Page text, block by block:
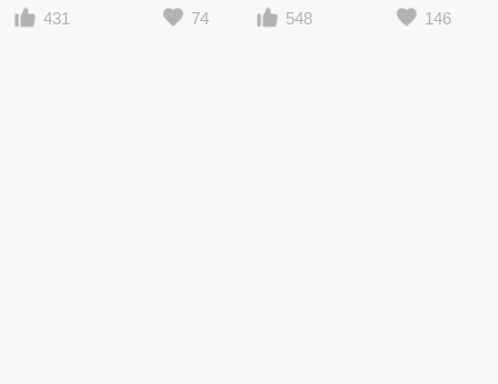
431
74
548
146